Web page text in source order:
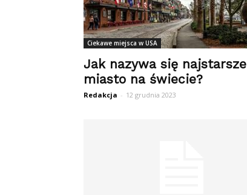
Ciekawe miejsca w USA
Jak nazywa się najstarsze
miasto na świecie?
Redakcja - 12 grudnia 2023